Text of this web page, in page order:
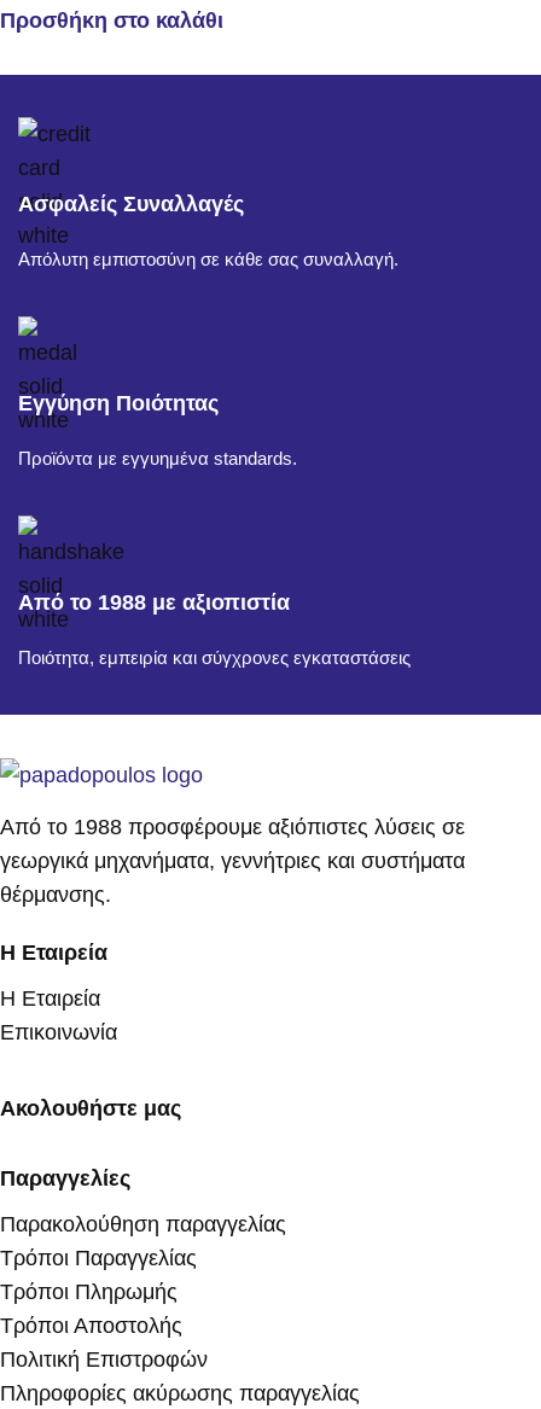
Προσθήκη στο καλάθι
Ασφαλείς Συναλλαγές
Απόλυτη εμπιστοσύνη σε κάθε σας συναλλαγή.
Εγγύηση Ποιότητας
Προϊόντα με εγγυημένα standards.
Από το 1988 με αξιοπιστία
Ποιότητα, εμπειρία και σύγχρονες εγκαταστάσεις
Από το 1988 προσφέρουμε αξιόπιστες λύσεις σε
γεωργικά μηχανήματα, γεννήτριες και συστήματα
θέρμανσης.
Η Εταιρεία
Η Εταιρεία
Επικοινωνία
Ακολουθήστε μας
Παραγγελίες
Παρακολούθηση παραγγελίας
Τρόποι Παραγγελίας
Τρόποι Πληρωμής
Τρόποι Αποστολής
Πολιτική Επιστροφών
Πληροφορίες ακύρωσης παραγγελίας